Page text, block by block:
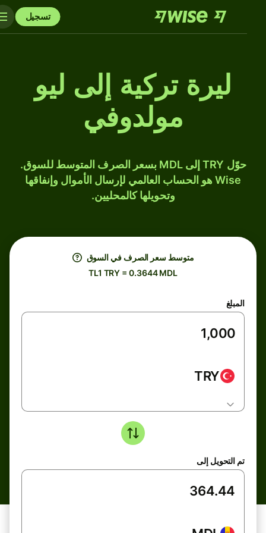
تسجيل
ليرة تركية إلى ليو
مولدوفي
حوّل TRY إلى MDL بسعر الصرف المتوسط للسوق.
Wise هو الحساب العالمي لإرسال الأموال وإنفاقها
وتحويلها كالمحليين.
متوسط ​​سعر الصرف في السوق
TL1 TRY = 0.3644 MDL
المبلغ
TRY
تم التحويل إلى